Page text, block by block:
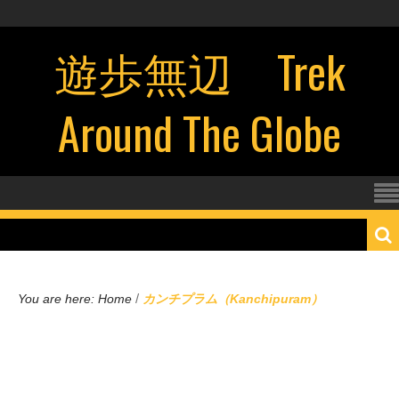
遊歩無辺 Trek
Around The Globe
You are here: Home / カンチプラム（Kanchipuram）